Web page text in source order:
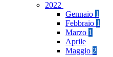
2022
Gennaio 1
Febbraio 1
Marzo 1
Aprile
Maggio 2